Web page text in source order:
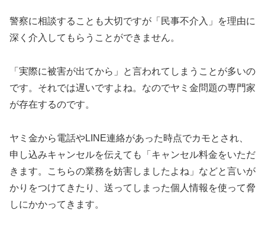
警察に相談することも大切ですが「民事不介入」を理由に
深く介入してもらうことができません。
「実際に被害が出てから」と言われてしまうことが多いの
です。それでは遅いですよね。なのでヤミ金問題の専門家
が存在するのです。
ヤミ金から電話やLINE連絡があった時点でカモとされ、
申し込みキャンセルを伝えても「キャンセル料金をいただ
きます。こちらの業務を妨害しましたよね」などと言いが
かりをつけてきたり、送ってしまった個人情報を使って脅
しにかかってきます。